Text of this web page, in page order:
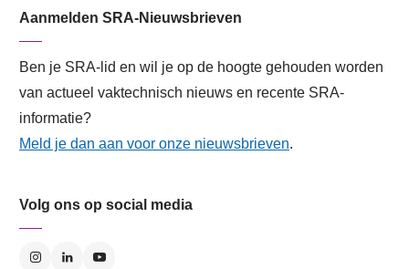
Aanmelden SRA-Nieuwsbrieven
Ben je SRA-lid en wil je op de hoogte gehouden worden
van actueel vaktechnisch nieuws en recente SRA-
informatie?
Meld je dan aan voor onze nieuwsbrieven.
Volg ons op social media